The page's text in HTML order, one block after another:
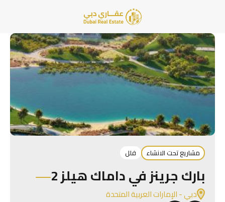
مشاريع تحت الانشاء فلل
بارك جرينز في داماك هيلز 2
دبي - الإمارات العربية المتحدة